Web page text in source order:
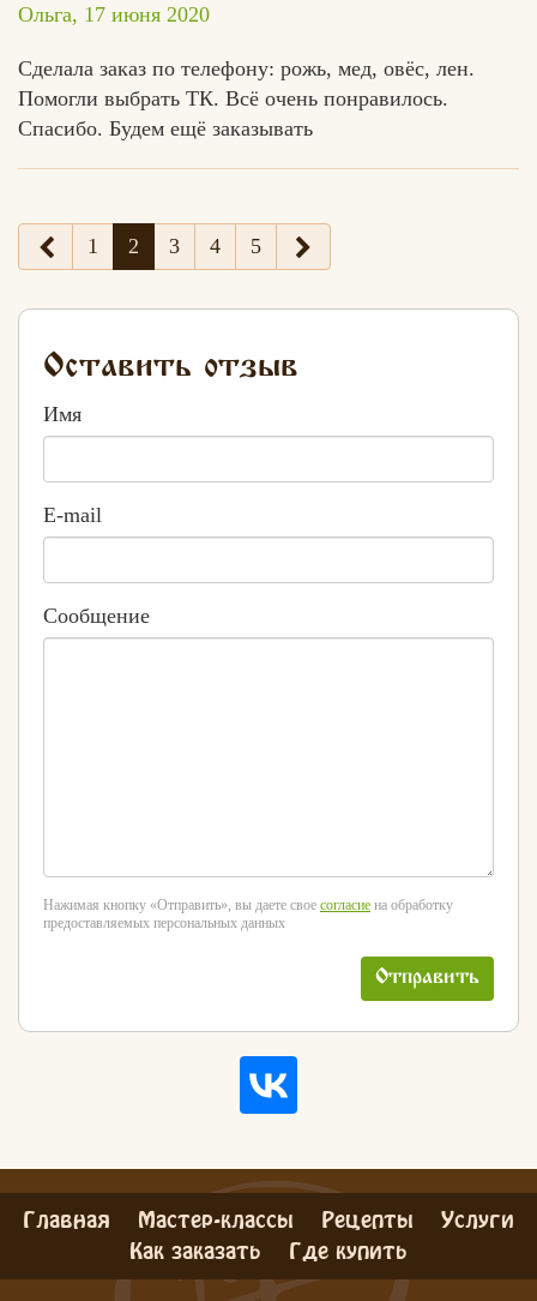
Ольга, 17 июня 2020
Сделала заказ по телефону: рожь, мед, овёс, лен.
Помогли выбрать ТК. Всё очень понравилось.
Спасибо. Будем ещё заказывать
1 2 3 4 5
Оставить отзыв
Имя
E-mail
Сообщение
Нажимая кнопку «Отправить», вы даете свое согласие на обработку
предоставляемых персональных данных
Отправить
Главная Мастер-классы Рецепты Услуги
Как заказать Где купить